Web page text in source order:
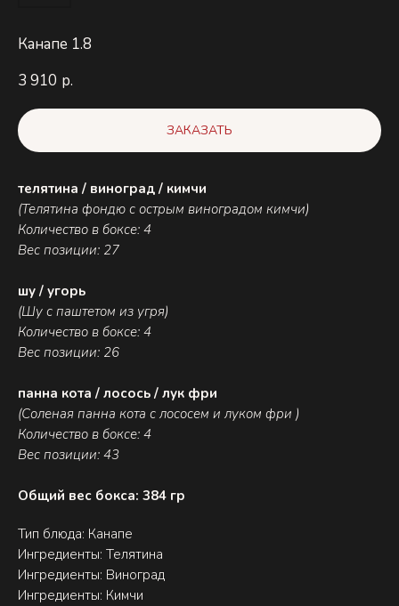
Канапе 1.8
3 910 р.
ЗАКАЗАТЬ
телятина / виноград / кимчи
(Телятина фондю с острым виноградом кимчи)
Количество в боксе: 4
Вес позиции: 27
шу / угорь
(Шу с паштетом из угря)
Количество в боксе: 4
Вес позиции: 26
панна кота / лосось / лук фри
(Соленая панна кота с лососем и луком фри )
Количество в боксе: 4
Вес позиции: 43
Общий вес бокса: 384 гр
Тип блюда: Канапе
Ингредиенты: Телятина
Ингредиенты: Виноград
Ингредиенты: Кимчи